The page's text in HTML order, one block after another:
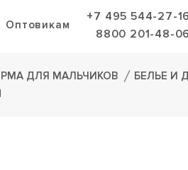
Оптовикам
+7 495 544-27-16
8800 201-48-06
ДЛЯ МАЛЬЧИКОВ
БЕЛЬЕ И